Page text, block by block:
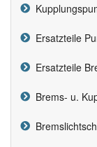
Ersatzteile
Ersatzteile
Brems- u.